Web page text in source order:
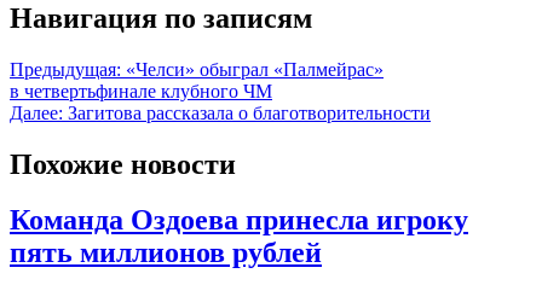
Навигация по записям
Предыдущая: «Челси» обыграл «Палмейрас»
в четвертьфинале клубного ЧМ
Далее: Загитова рассказала о благотворительности
Похожие новости
Команда Оздоева принесла игроку
пять миллионов рублей